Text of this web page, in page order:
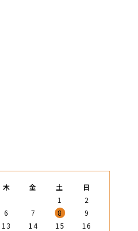
木 金 土
日
1
2
6 7 8
9
13 14 15
16